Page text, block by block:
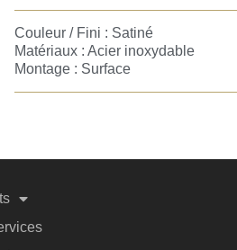
Couleur / Fini : Satiné
Matériaux : Acier inoxydable
Montage : Surface